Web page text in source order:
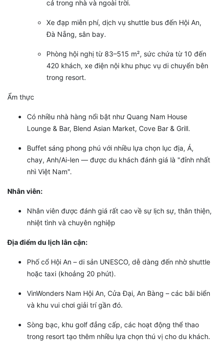
cả trong nhà và ngoài trời.
Xe đạp miễn phí, dịch vụ shuttle bus đến Hội An,
Đà Nẵng, sân bay.
Phòng hội nghị từ 83–515 m², sức chứa từ 10 đến
420 khách, xe điện nội khu phục vụ di chuyển bên
trong resort.
Ẩm thực
Có nhiều nhà hàng nổi bật như Quang Nam House
Lounge & Bar, Blend Asian Market, Cove Bar & Grill.
Buffet sáng phong phú với nhiều lựa chọn lục địa, Á,
chay, Anh/Ai-len — được du khách đánh giá là "đỉnh nhất
nhì Việt Nam".
Nhân viên:
Nhân viên được đánh giá rất cao về sự lịch sự, thân thiện,
nhiệt tình và chuyên nghiệp
Địa điểm du lịch lân cận:
Phố cổ Hội An – di sản UNESCO, dễ dàng đến nhờ shuttle
hoặc taxi (khoảng 20 phút).
VinWonders Nam Hội An, Cửa Đại, An Bàng – các bãi biển
và khu vui chơi giải trí gần đó.
Sòng bạc, khu golf đẳng cấp, các hoạt động thể thao
trong resort tạo thêm nhiều lựa chọn thú vị cho du khách.